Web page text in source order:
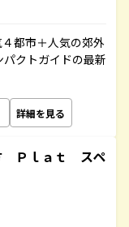
都市＋人気の郊外
クトガイドの最新
詳細を見る
Ｐｌａｔ スペ